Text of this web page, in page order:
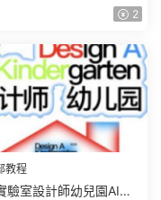
2
教程
驗室設計師幼兒園AI軟